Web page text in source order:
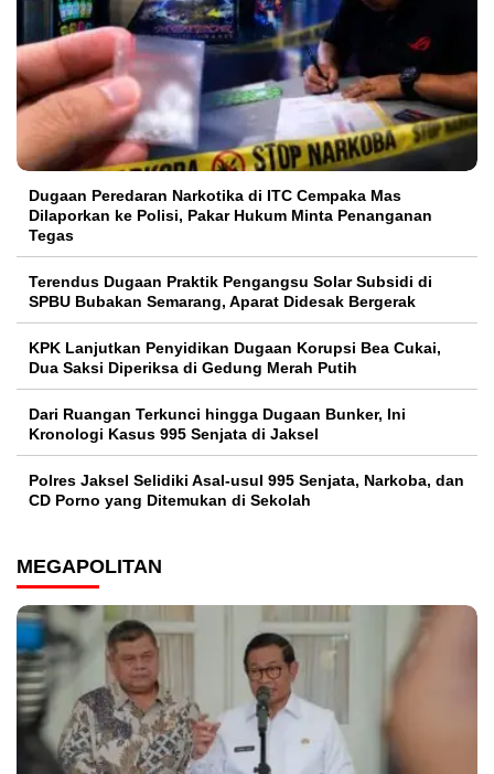
Dugaan Peredaran Narkotika di ITC Cempaka Mas
Dilaporkan ke Polisi, Pakar Hukum Minta Penanganan
Tegas
Terendus Dugaan Praktik Pengangsu Solar Subsidi di
SPBU Bubakan Semarang, Aparat Didesak Bergerak
KPK Lanjutkan Penyidikan Dugaan Korupsi Bea Cukai,
Dua Saksi Diperiksa di Gedung Merah Putih
Dari Ruangan Terkunci hingga Dugaan Bunker, Ini
Kronologi Kasus 995 Senjata di Jaksel
Polres Jaksel Selidiki Asal-usul 995 Senjata, Narkoba, dan
CD Porno yang Ditemukan di Sekolah
MEGAPOLITAN